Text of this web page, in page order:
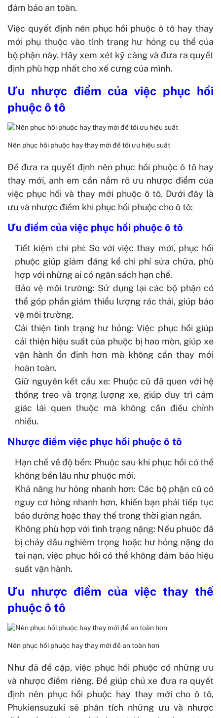
đảm bảo an toàn.
Việc quyết định nên phục hồi phuộc ô tô hay thay
mới phụ thuộc vào tình trạng hư hỏng cụ thể của
bộ phận này. Hãy xem xét kỹ càng và đưa ra quyết
định phù hợp nhất cho xế cưng của mình.
Ưu nhược điểm của việc phục hồi
phuộc ô tô
Nên phục hồi phuộc hay thay mới để tối ưu hiệu suất
Để đưa ra quyết định nên phục hồi phuộc ô tô hay
thay mới, anh em cần nắm rõ ưu nhược điểm của
việc phục hồi và thay mới phuộc ô tô. Dưới đây là
ưu và nhược điểm khi phục hồi phuộc cho ô tô:
Ưu điểm của việc phục hồi phuộc ô tô
Tiết kiệm chi phí: So với việc thay mới, phục hồi
phuộc giúp giảm đáng kể chi phí sửa chữa, phù
hợp với những ai có ngân sách hạn chế.
Bảo vệ môi trường: Sử dụng lại các bộ phận có
thể góp phần giảm thiểu lượng rác thải, giúp bảo
vệ môi trường.
Cải thiện tình trạng hư hỏng: Việc phục hồi giúp
cải thiện hiệu suất của phuộc bị hao mòn, giúp xe
vận hành ổn định hơn mà không cần thay mới
hoàn toàn.
Giữ nguyên kết cấu xe: Phuộc cũ đã quen với hệ
thống treo và trọng lượng xe, giúp duy trì cảm
giác lái quen thuộc mà không cần điều chỉnh
nhiều.
Nhược điểm việc phục hồi phuộc ô tô
Hạn chế về độ bền: Phuộc sau khi phục hồi có thể
không bền lâu như phuộc mới.
Khả năng hư hỏng nhanh hơn: Các bộ phận cũ có
nguy cơ hỏng nhanh hơn, khiến bạn phải tiếp tục
bảo dưỡng hoặc thay thế trong thời gian ngắn.
Không phù hợp với tình trạng nặng: Nếu phuộc đã
bị chảy dầu nghiêm trọng hoặc hư hỏng nặng do
tai nạn, việc phục hồi có thể không đảm bảo hiệu
suất vận hành.
Ưu nhược điểm của việc thay thế
phuộc ô tô
Nên phục hồi phuộc hay thay mới để an toàn hơn
Như đã đề cập, việc phục hồi phuộc có những ưu
và nhược điểm riêng. Để giúp chủ xe đưa ra quyết
định nên phục hồi phuộc hay thay mới cho ô tô,
Phukiensuzuki sẽ phân tích những ưu và nhược